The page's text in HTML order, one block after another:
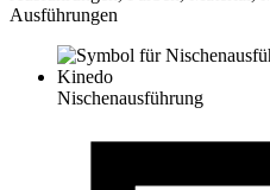
Ausführungen
Nischenausführung